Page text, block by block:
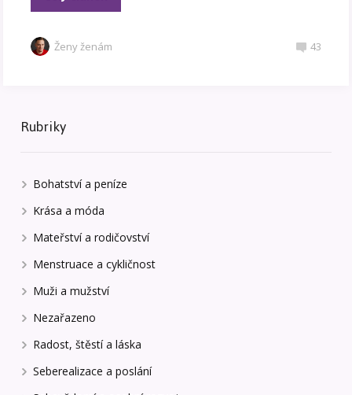
Ženy ženám 43
Rubriky
Bohatství a peníze
Krása a móda
Mateřství a rodičovství
Menstruace a cykličnost
Muži a mužství
Nezařazeno
Radost, štěstí a láska
Seberealizace a poslání